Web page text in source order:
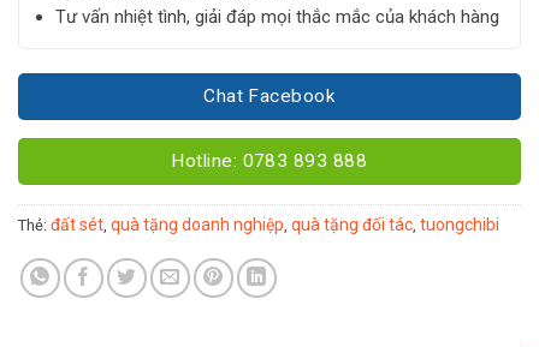
Tư vấn nhiệt tình, giải đáp mọi thắc mắc của khách hàng
Chat Facebook
Hotline: 0783 893 888
Thẻ: đất sét quà tặng doanh nghiệp quà tặng đối tác tuongchibi